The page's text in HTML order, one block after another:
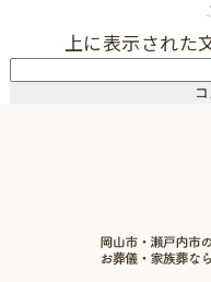
上に表示された